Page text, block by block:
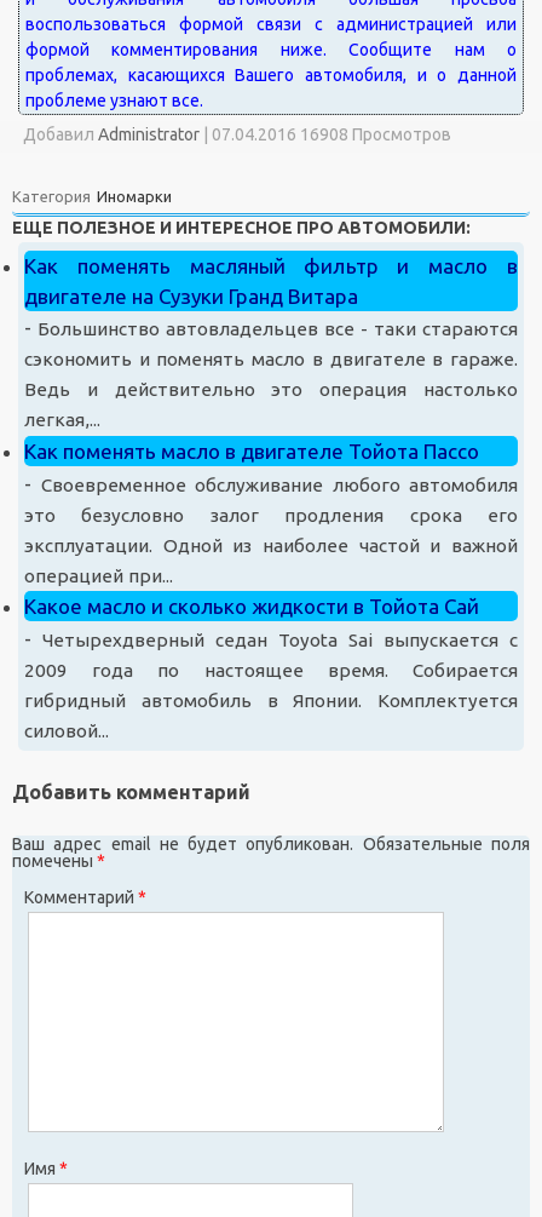
Добавил Administrator 07.04.2016 16908 Просмотров
Категория Иномарки
ЕЩЕ ПОЛЕЗНОЕ И ИНТЕРЕСНОЕ ПРО АВТОМОБИЛИ:
Как поменять масляный фильтр и масло в
двигателе на Сузуки Гранд Витара
- Большинство автовладельцев все - таки стараются
сэкономить и поменять масло в двигателе в гараже.
Ведь и действительно это операция настолько
легкая,...
Как поменять масло в двигателе Тойота Пассо
- Своевременное обслуживание любого автомобиля
это безусловно залог продления срока его
эксплуатации. Одной из наиболее частой и важной
операцией при...
Какое масло и сколько жидкости в Тойота Сай
- Четырехдверный седан Toyota Sai выпускается с
2009 года по настоящее время. Собирается
гибридный автомобиль в Японии. Комплектуется
силовой...
Добавить комментарий
Ваш адрес email не будет опубликован. Обязательные поля
помечены *
Комментарий *
Имя *